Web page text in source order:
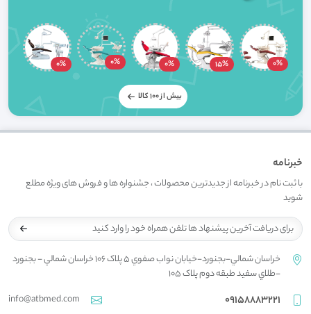
0%
15%
0%
0%
0%
بیش از 100 کالا
خبرنامه
با ثبت نام در خبرنامه از جدیدترین محصولات ، جشنواره ها و فروش های ویژه مطلع
شوید
خراسان شمالي-بجنورد-خيابان نواب صفوي 5 پلاک 106 خراسان شمالي - بجنورد
-طلاي سفيد طبقه دوم پلاک 105
09158883221
info@atbmed.com